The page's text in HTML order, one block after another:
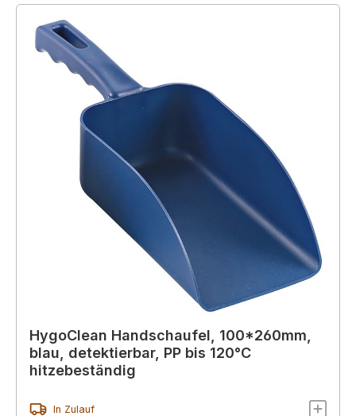
HygoClean Handschaufel, 100*260mm,
blau, detektierbar, PP bis 120°C
hitzebeständig
In Zulauf